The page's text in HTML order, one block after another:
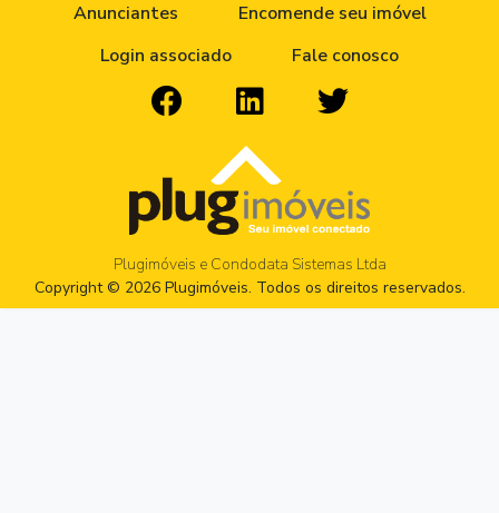
Anunciantes
Encomende seu imóvel
Login associado
Fale conosco
Plugimóveis e Condodata Sistemas Ltda
Copyright © 2026 Plugimóveis. Todos os direitos reservados.